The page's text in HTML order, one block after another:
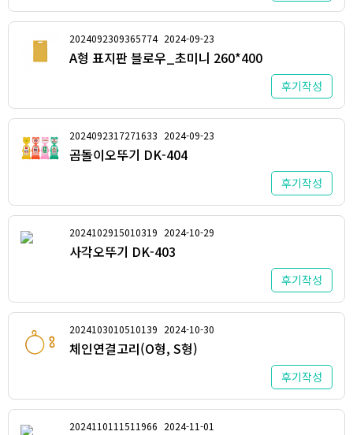
2024092309365774 2024-09-23
A형 표지판 블로우_초미니 260*400
후기작성
2024092317271633 2024-09-23
곰돌이오뚜기 DK-404
후기작성
2024102915010319 2024-10-29
사각오뚜기 DK-403
후기작성
2024103010510139 2024-10-30
체인연결고리(O형, S형)
후기작성
2024110111511966 2024-11-01